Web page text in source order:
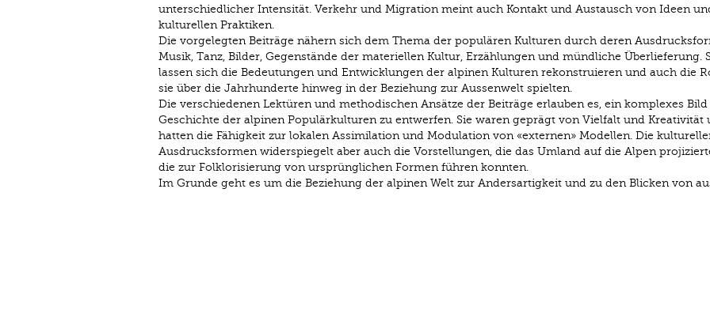
unterschiedlicher Intensität. Verkehr und Migration meint auch Kontakt und Austausch von Ideen
kulturellen Praktiken.
Die vorgelegten Beiträge nähern sich dem Thema der populären Kulturen durch deren
Musik, Tanz, Bilder, Gegenstände der materiellen Kultur, Erzählungen und mündliche Überlieferung.
lassen sich die Bedeutungen und Entwicklungen der alpinen Kulturen rekonstruieren und auch die
sie über die Jahrhunderte hinweg in der Beziehung zur Aussenwelt spielten.
Die verschiedenen Lektüren und methodischen Ansätze der Beiträge erlauben es, ein komplexes Bild
Geschichte der alpinen Populärkulturen zu entwerfen. Sie waren geprägt von Vielfalt und Kreativität
hatten die Fähigkeit zur lokalen Assimilation und Modulation von «externen» Modellen. Die
Ausdrucksformen widerspiegelt aber auch die Vorstellungen, die das Umland auf die Alpen
die zur Folklorisierung von ursprünglichen Formen führen konnten.
Im Grunde geht es um die Beziehung der alpinen Welt zur Andersartigkeit und zu den Blicken von